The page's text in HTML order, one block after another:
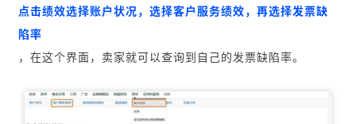
点击绩效选择账户状况，选择客户服务绩效，再选择发票缺
陷率
，在这个界面，卖家就可以查询到自己的发票缺陷率。